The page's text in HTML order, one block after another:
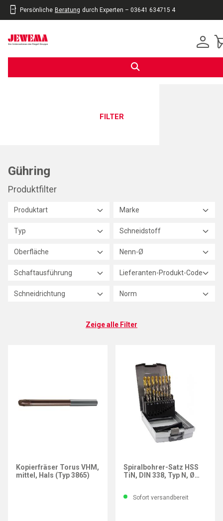
Persönliche Beratung durch Experten – 03641 634715 4
FILTER
Gühring
Produktfilter
Produktart Marke
Typ Schneidstoff
Oberfläche Nenn-Ø
Schaftausführung Lieferanten-Produkt-Code
Schneidrichtung Norm
Zeige alle Filter
Kopierfräser Torus VHM,
mittel, Hals (Typ 3865)
Spiralbohrer-Satz HSS
TiN, DIN 338, Typ N, Ø
Sofort versandbereit